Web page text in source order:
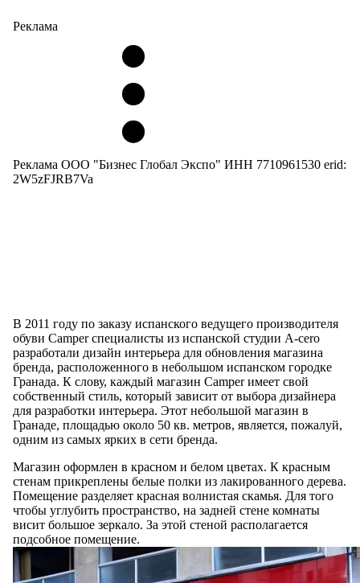
Реклама
Реклама ООО "Бизнес Глобал Экспо" ИНН 7710961530 erid:
2W5zFJRB7Va
В 2011 году по заказу испанского ведущего производителя
обуви Camper специалисты из испанской студии A-cero
разработали дизайн интерьера для обновления магазина
бренда, расположенного в небольшом испанском городке
Гранада. К слову, каждый магазин Camper имеет свой
собственный стиль, который зависит от выбора дизайнера
для разработки интерьера. Этот небольшой магазин в
Гранаде, площадью около 50 кв. метров, является, пожалуй,
одним из самых ярких в сети бренда.
Магазин оформлен в красном и белом цветах. К красным
стенам прикреплены белые полки из лакированного дерева.
Помещение разделяет красная волнистая скамья. Для того
чтобы углубить пространство, на задней стене комнаты
висит большое зеркало. За этой стеной располагается
подсобное помещение.